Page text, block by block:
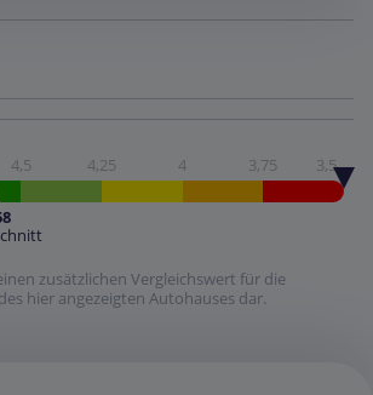
4,5 4,25 4 3,75 3,5
zusätzlichen Vergleichswert für die
hier angezeigten Autohauses dar.